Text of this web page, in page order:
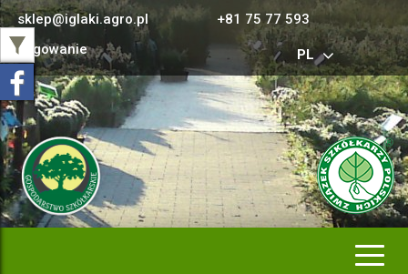
sklep@iglaki.agro.pl
+81 75 77 593
Logowanie
PL